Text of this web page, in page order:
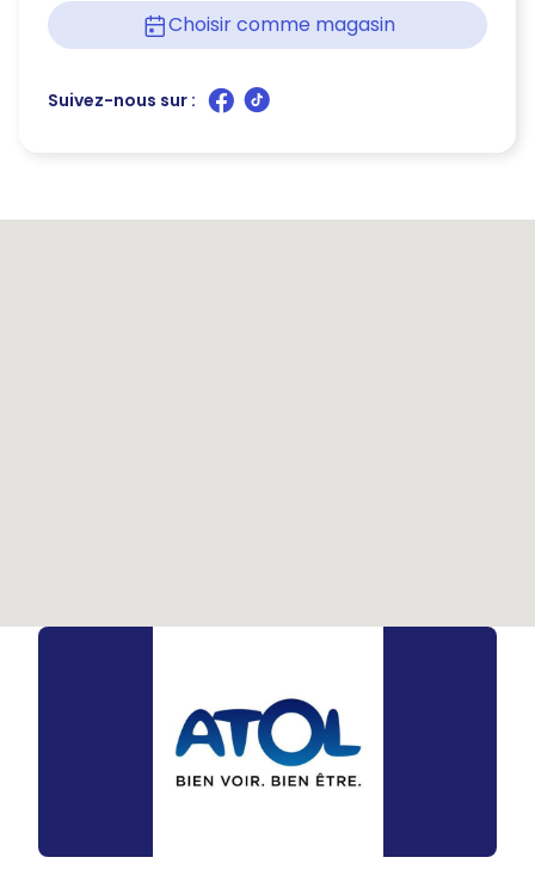
Choisir comme magasin
Suivez-nous sur :